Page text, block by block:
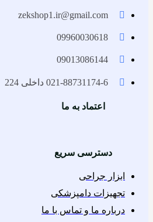
zekshop1.ir@gmail.com
09960030618
09013086144
021-88731174-6 داخلی 224
اعتماد به ما
دسترسی سریع
ابزار جراحی
تجهیزات دامپزشکی
درباره ما و تماس با ما